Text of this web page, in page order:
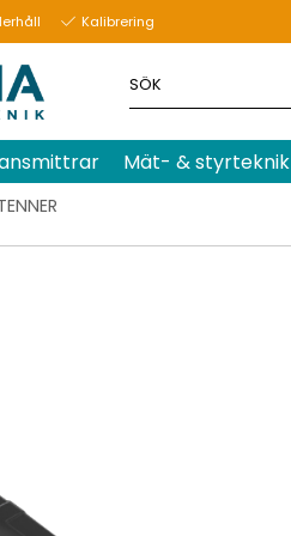
Kalibrering
Mät- & styrteknik